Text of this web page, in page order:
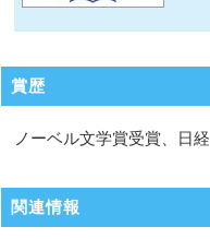
賞歴
ノーベル文学賞受賞、日経
関連情報